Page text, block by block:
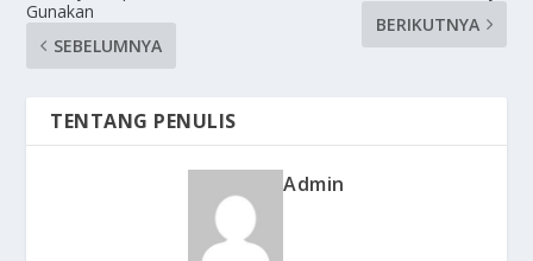
Gunakan
SEBELUMNYA
BERIKUTNYA
TENTANG PENULIS
Admin